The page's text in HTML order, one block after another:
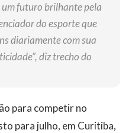
futuro brilhante pela
do esporte que
diariamente com sua
diz trecho do
para competir no
para julho, em Curitiba,